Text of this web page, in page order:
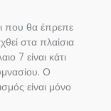
που θα έπρεπε
στα πλαίσια
7 είναι κάτι
Ο
είναι μόνο